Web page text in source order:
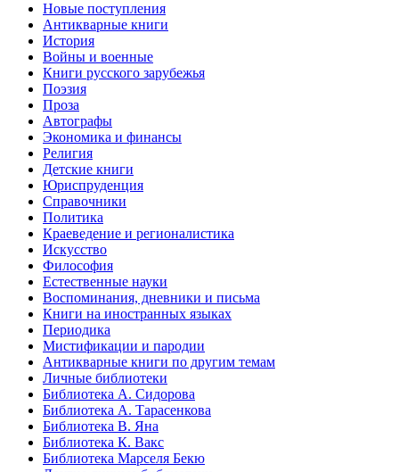
Новые поступления
Антикварные книги
История
Войны и военные
Книги русского зарубежья
Поэзия
Проза
Автографы
Экономика и финансы
Религия
Детские книги
Юриспруденция
Справочники
Политика
Краеведение и регионалистика
Искусство
Философия
Естественные науки
Воспоминания, дневники и письма
Книги на иностранных языках
Периодика
Мистификации и пародии
Антикварные книги по другим темам
Личные библиотеки
Библиотека А. Сидорова
Библиотека А. Тарасенкова
Библиотека В. Яна
Библиотека К. Вакс
Библиотека Марселя Бекю